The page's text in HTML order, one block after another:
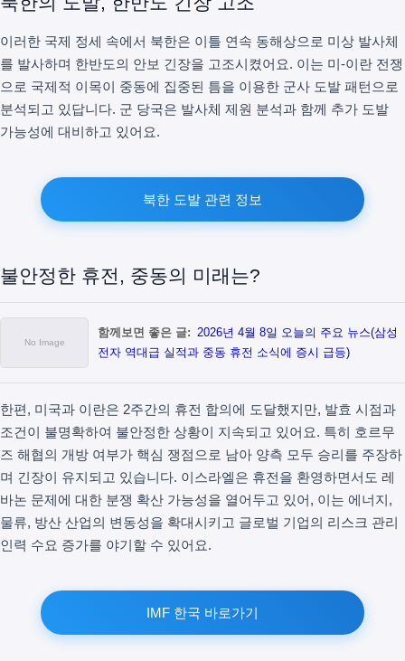
이러한 국제 정세 속에서 북한은 이틀 연속 동해상으로 미상 발사체
를 발사하며 한반도의 안보 긴장을 고조시켰어요. 이는 미-이란 전쟁
으로 국제적 이목이 중동에 집중된 틈을 이용한 군사 도발 패턴으로
분석되고 있답니다. 군 당국은 발사체 제원 분석과 함께 추가 도발
가능성에 대비하고 있어요.
북한 도발 관련 정보
불안정한 휴전, 중동의 미래는?
함께보면 좋은 글: 2026년 4월 8일 오늘의 주요 뉴스(삼성
전자 역대급 실적과 중동 휴전 소식에 증시 급등)
한편, 미국과 이란은 2주간의 휴전 합의에 도달했지만, 발효 시점과
조건이 불명확하여 불안정한 상황이 지속되고 있어요. 특히 호르무
즈 해협의 개방 여부가 핵심 쟁점으로 남아 양측 모두 승리를 주장하
며 긴장이 유지되고 있습니다. 이스라엘은 휴전을 환영하면서도 레
바논 문제에 대한 분쟁 확산 가능성을 열어두고 있어, 이는 에너지,
물류, 방산 산업의 변동성을 확대시키고 글로벌 기업의 리스크 관리
인력 수요 증가를 야기할 수 있어요.
IMF 한국 바로가기